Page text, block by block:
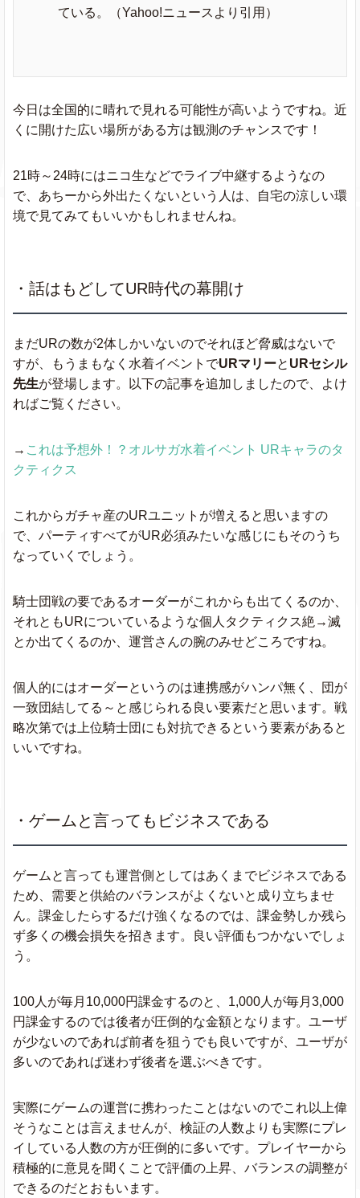
ている。（Yahoo!ニュースより引用）
今日は全国的に晴れで見れる可能性が高いようですね。近
くに開けた広い場所がある方は観測のチャンスです！
21時～24時にはニコ生などでライブ中継するようなの
で、あちーから外出たくないという人は、自宅の涼しい環
境で見てみてもいいかもしれませんね。
・話はもどしてUR時代の幕開け
まだURの数が2体しかいないのでそれほど脅威はないで
すが、もうまもなく水着イベントでURマリーと URセシル
先生が登場します。以下の記事を追加しましたので、よけ
ればご覧ください。
→ これは予想外！？オルサガ水着イベント URキャラのタ
クティクス
これからガチャ産のURユニットが増えると思いますの
で、パーティすべてがUR必須みたいな感じにもそのうち
なっていくでしょう。
騎士団戦の要であるオーダーがこれからも出てくるのか、
それともURについているような個人タクティクス絶→滅
とか出てくるのか、運営さんの腕のみせどころですね。
個人的にはオーダーというのは連携感がハンパ無く、団が
一致団結してる～と感じられる良い要素だと思います。戦
略次第では上位騎士団にも対抗できるという要素があると
いいですね。
・ゲームと言ってもビジネスである
ゲームと言っても運営側としてはあくまでビジネスである
ため、需要と供給のバランスがよくないと成り立ちませ
ん。課金したらするだけ強くなるのでは、課金勢しか残ら
ず多くの機会損失を招きます。良い評価もつかないでしょ
う。
100人が毎月10,000円課金するのと、1,000人が毎月3,000
円課金するのでは後者が圧倒的な金額となります。ユーザ
が少ないのであれば前者を狙うでも良いですが、ユーザが
多いのであれば迷わず後者を選ぶべきです。
実際にゲームの運営に携わったことはないのでこれ以上偉
そうなことは言えませんが、検証の人数よりも実際にプレ
イしている人数の方が圧倒的に多いです。プレイヤーから
積極的に意見を聞くことで評価の上昇、バランスの調整が
できるのだとおもいます。